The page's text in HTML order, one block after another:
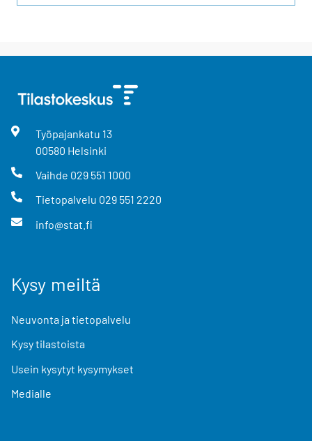
Työpajankatu 13
00580 Helsinki
Vaihde 029 551 1000
Tietopalvelu 029 551 2220
info@stat.fi
Kysy meiltä
Neuvonta ja tietopalvelu
Kysy tilastoista
Usein kysytyt kysymykset
Medialle